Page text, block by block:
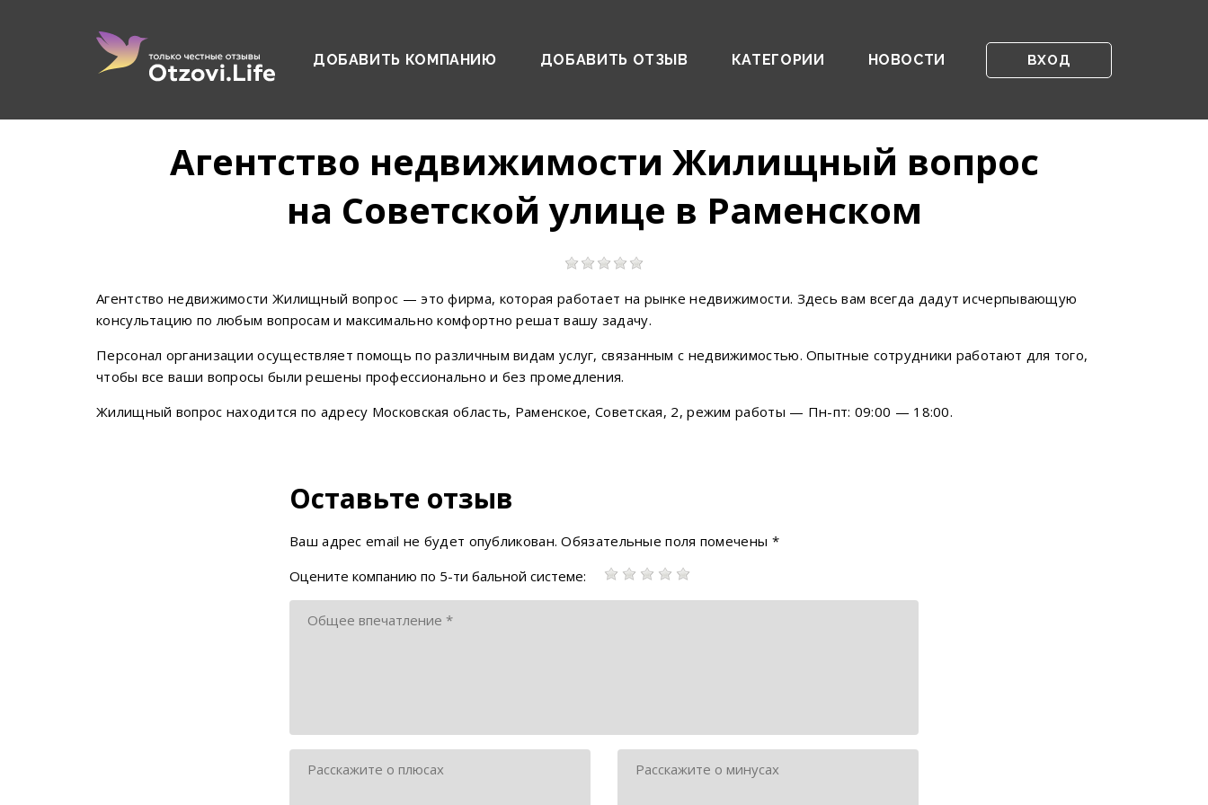
ДОБАВИТЬ КОМПАНИЮ ДОБАВИТЬ ОТЗЫВ КАТЕГОРИИ НОВОСТИ ВХОД
Агентство недвижимости Жилищный вопрос
на Советской улице в Раменском
Агентство недвижимости Жилищный вопрос — это фирма, которая работает на рынке недвижимости. Здесь вам всегда дадут исчерпывающую
консультацию по любым вопросам и максимально комфортно решат вашу задачу.
Персонал организации осуществляет помощь по различным видам услуг, связанным с недвижимостью. Опытные сотрудники работают для того,
чтобы все ваши вопросы были решены профессионально и без промедления.
Жилищный вопрос находится по адресу Московская область, Раменское, Советская, 2, режим работы — Пн-пт: 09:00 — 18:00.
Оставьте отзыв
Ваш адрес email не будет опубликован. Обязательные поля помечены *
Оцените компанию по 5-ти бальной системе: